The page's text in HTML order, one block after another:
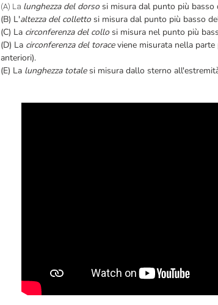
(A) La lunghezza del dorsosi misura dal punto più basso
(B) L'altezza del collettosi misura dal punto più basso
(C) La circonferenza del collosi misura nel punto più
(D) La circonferenza del toraceviene misurata nella parte
anteriori).
(E) La lunghezza totalesi misura dallo sterno